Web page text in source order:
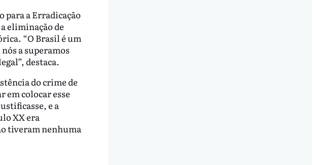
para a Erradicação
eliminação de
“O Brasil é um
a superamos
destaca.
do crime de
em colocar esse
e a
XX era
tiveram nenhuma